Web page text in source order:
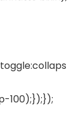
100);});});